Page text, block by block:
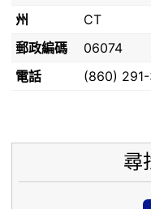
州
CT
郵政編碼
06074
電話
(860)
尋